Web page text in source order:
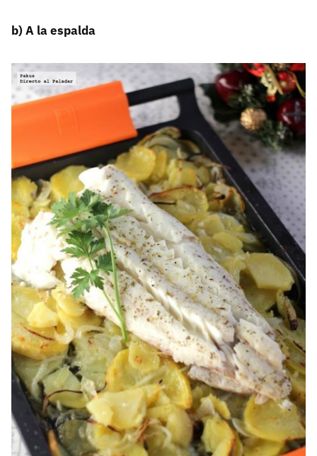
b) A la espalda